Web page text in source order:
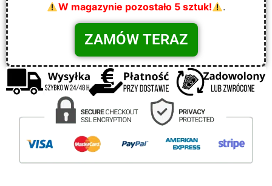
W magazynie pozostało 5 sztuk! .